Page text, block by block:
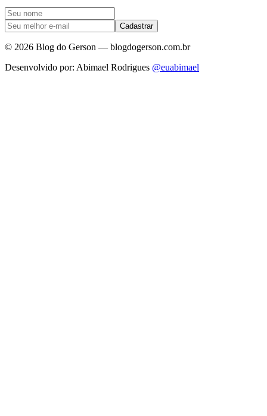
Cadastrar
© 2026 Blog do Gerson — blogdogerson.com.br
Desenvolvido por: Abimael Rodrigues @euabimael